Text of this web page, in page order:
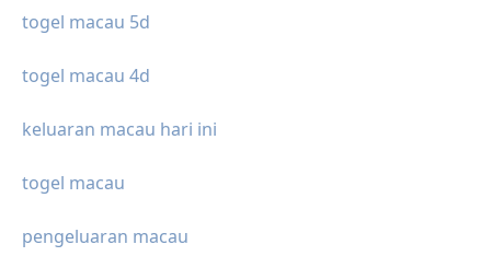
togel macau 5d
togel macau 4d
keluaran macau hari ini
togel macau
pengeluaran macau